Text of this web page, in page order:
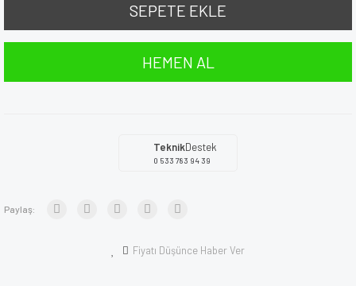
SEPETE EKLE
HEMEN AL
TeknikDestek
0 533 783 94 39
Paylaş:
Fiyatı Düşünce Haber Ver